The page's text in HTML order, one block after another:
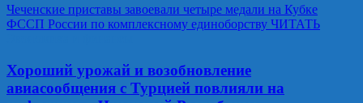
Чеченские приставы завоевали четыре медали на Кубке
ФССП России по комплексному единоборству ЧИТАТЬ
Хороший урожай и возобновление
авиасообщения с Турцией повлияли на